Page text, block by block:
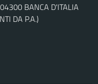
BANCA D'ITALIA
DA P.A.)